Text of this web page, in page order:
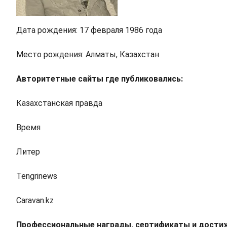
Дата рождения: 17 февраля 1986 года
Место рождения: Алматы, Казахстан
Авторитетные сайты где публиковались:
Казахстанская правда
Время
Литер
Tengrinews
Caravan.kz
Профессиональные награды, сертификаты и